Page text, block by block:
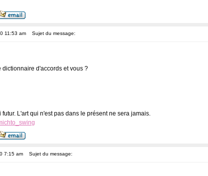
11:53 am Sujet du message:
dictionnaire d'accords et vous ?
futur. L'art qui n'est pas dans le présent ne sera jamais.
7:15 am Sujet du message: